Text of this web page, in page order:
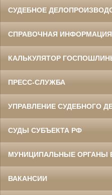
СУДЕБНОЕ
СПРАВОЧНАЯ ИНФОРМАЦИЯ
КАЛЬКУЛЯТОР
ПРЕСС-СЛУЖБА
УПРАВЛЕНИЕ СУДЕБНОГО
СУДЫ СУБЪЕКТА РФ
МУНИЦИПАЛЬНЫЕ ОРГАНЫ
ВАКАНСИИ